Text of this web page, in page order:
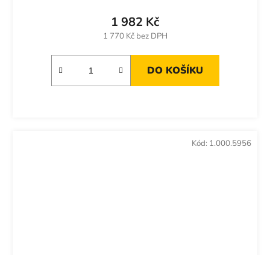
1 770 Kč bez DPH
1 982 Kč
DO KOŠÍKU
Kód: 1.000.5956